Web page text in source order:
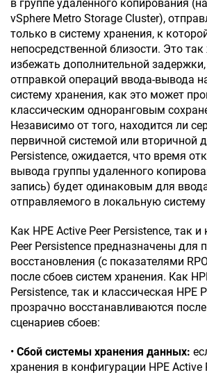
в группе удаленного копирования
vSphere Metro Storage Cluster),
только в систему хранения, к
непосредственной близости. Это
избежать дополнительной
отправкой операций ввода-вывода
систему хранения, как это может
классическим одноранговым
Независимо от того, находится ли
первичной системой или вторичной
Persistence, ожидается, что время
вывода группы удаленного
запись) будет одинаковым для
отправляемого в локальную
Как HPE Active Peer Persistence, так и
Peer Persistence предназначены для
восстановления (с показателями
после сбоев систем хранения. Как
Persistence, так и классическая HPE
прозрачно восстанавливаются
сценариев сбоев:
• Сбой системы хранения данных:
хранения в конфигурации HPE Active